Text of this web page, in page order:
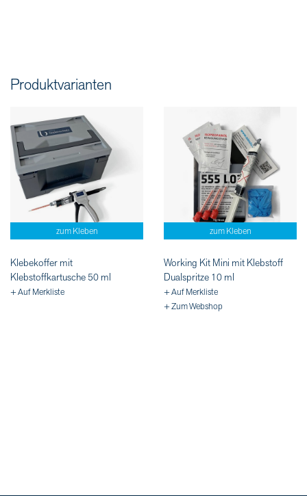
Produktvarianten
zum Kleben
Klebekoffer mit
Klebstoffkartusche 50 ml
+ Auf Merkliste
zum Kleben
Working Kit Mini mit Klebstoff
Dualspritze 10 ml
+ Auf Merkliste
+ Zum Webshop